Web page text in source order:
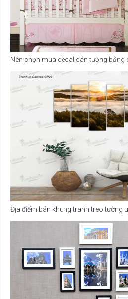
Nên chọn mua decal dán tường bằng
Địa điểm bán khung tranh treo tường